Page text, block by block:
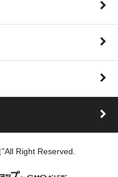
Right Reserved.